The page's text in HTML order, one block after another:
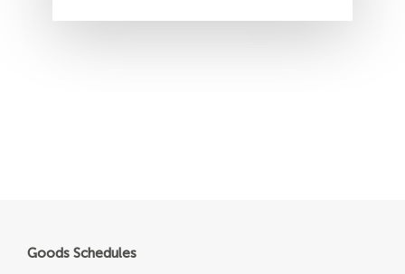
Goods Schedules